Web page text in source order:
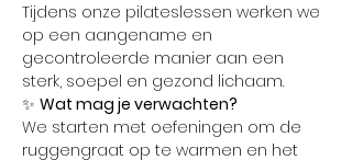
Tijdens onze pilateslessen werken we
op een aangename en
gecontroleerde manier aan een
sterk, soepel en gezond lichaam.
✨ Wat mag je verwachten?
We starten met oefeningen om de
ruggengraat op te warmen en het